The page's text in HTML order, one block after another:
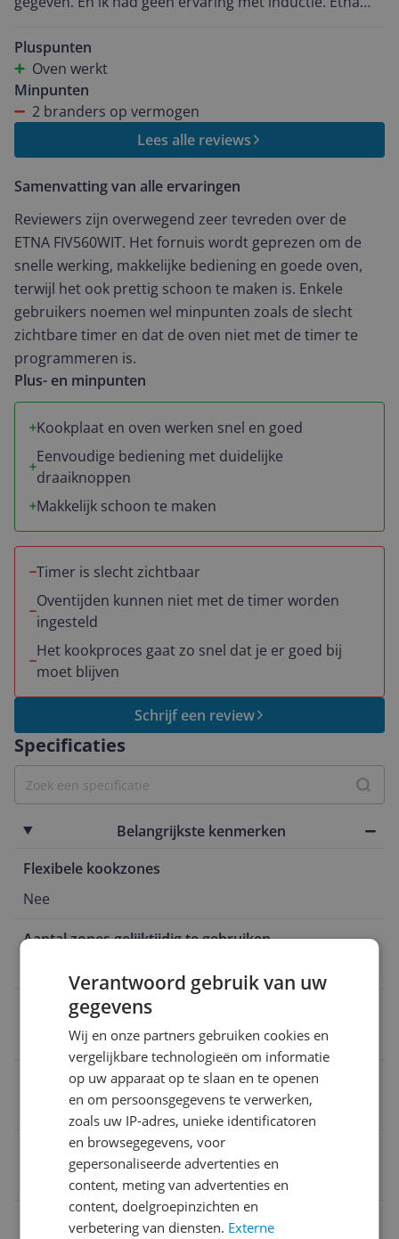
Specificaties
Belangrijkste kenmerken
Flexibele kookzones
Nee
Aantal zones gelijktijdig te gebruiken
Aantal fasen
2-fasen
Type verwarming
Inductie
Breedte
de fabrikant en expert zwijgt in alle talen. Reageert
nergens op. Dus nooit geen. ETNA meer. Diep
teleurgesteld.
Pluspunten
Oven werkt
Minpunten
2 branders op vermogen
Lees alle reviews
Samenvatting van alle ervaringen
Reviewers zijn overwegend zeer tevreden over de
ETNA FIV560WIT. Het fornuis wordt geprezen om de
snelle werking, makkelijke bediening en goede oven,
terwijl het ook prettig schoon te maken is. Enkele
gebruikers noemen wel minpunten zoals de slecht
zichtbare timer en dat de oven niet met de timer te
programmeren is.
Plus- en minpunten
Kookplaat en oven werken snel en goed
Eenvoudige bediening met duidelijke
draaiknoppen
Makkelijk schoon te maken
Timer is slecht zichtbaar
Oventijden kunnen niet met de timer worden
ingesteld
Het kookproces gaat zo snel dat je er goed bij
moet blijven
Schrijf een review
Verantwoord gebruik van uw
gegevens
Wij en onze partners gebruiken cookies en
vergelijkbare technologieën om informatie
op uw apparaat op te slaan en te openen
en om persoonsgegevens te verwerken,
zoals uw IP-adres, unieke identificatoren
en browsegegevens, voor
gepersonaliseerde advertenties en
content, meting van advertenties en
content, doelgroepinzichten en
verbetering van diensten. Externe